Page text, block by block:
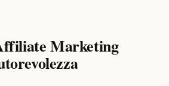
Marketing